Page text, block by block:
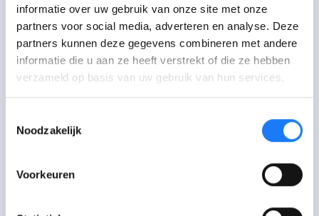
informatie over uw gebruik van onze site met onze
partners voor social media, adverteren en analyse. Deze
partners kunnen deze gegevens combineren met andere
informatie die u aan ze heeft verstrekt of die ze hebben
verzameld op basis van uw gebruik van hun services.
Noodzakelijk
Voorkeuren
Ga langs bij Leerwinkel
Er is een leerwinkel in elke provincie. In
sommige leerwinkels kan je vanaf 18 jaar